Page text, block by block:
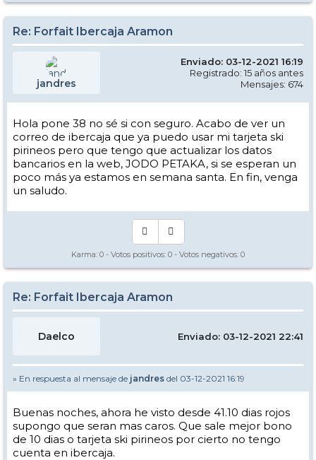
Re: Forfait Ibercaja Aramon
jandres
Enviado: 03-12-2021 16:19
Registrado: 15 años antes
Mensajes: 674
Hola pone 38 no sé si con seguro. Acabo de ver un
correo de ibercaja que ya puedo usar mi tarjeta ski
pirineos pero que tengo que actualizar los datos
bancarios en la web, JODO PETAKA, si se esperan un
poco más ya estamos en semana santa. En fin, venga
un saludo.
Karma: 0 - Votos positivos: 0 - Votos negativos: 0
Re: Forfait Ibercaja Aramon
Daelco Enviado: 03-12-2021 22:41
» En respuesta al mensaje de jandres del 03-12-2021 16:19
Buenas noches, ahora he visto desde 41.10 dias rojos
supongo que seran mas caros. Que sale mejor bono
de 10 dias o tarjeta ski pirineos por cierto no tengo
cuenta en ibercaja.